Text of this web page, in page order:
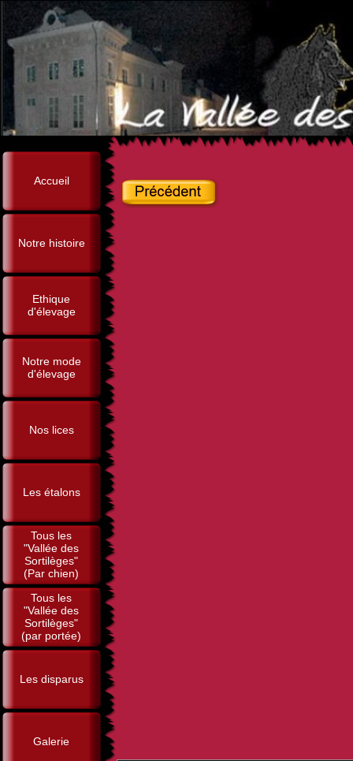
Accueil
Notre histoire
Ethique
d'élevage
Notre mode
d'élevage
Nos lices
Les étalons
Tous les
"Vallée des
Sortilèges"
(Par chien)
Tous les
"Vallée des
Sortilèges"
(par portée)
Les disparus
Galerie